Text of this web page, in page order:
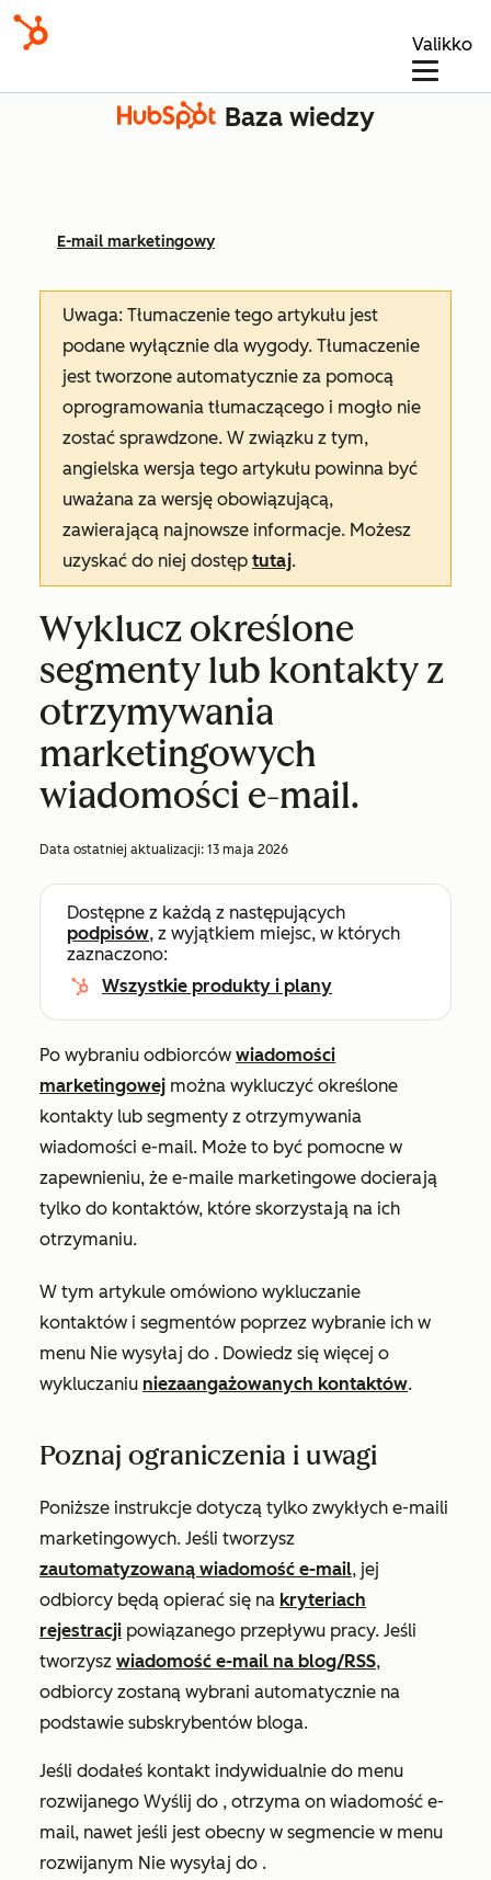
Valikko
Baza wiedzy
E-mail marketingowy
Uwaga: Tłumaczenie tego artykułu jest
podane wyłącznie dla wygody. Tłumaczenie
jest tworzone automatycznie za pomocą
oprogramowania tłumaczącego i mogło nie
zostać sprawdzone. W związku z tym,
angielska wersja tego artykułu powinna być
uważana za wersję obowiązującą,
zawierającą najnowsze informacje. Możesz
uzyskać do niej dostęp tutaj.
Wyklucz określone
segmenty lub kontakty z
otrzymywania
marketingowych
wiadomości e-mail.
Data ostatniej aktualizacji: 13 maja 2026
Dostępne z każdą z następujących
podpisów, z wyjątkiem miejsc, w których
zaznaczono:
Wszystkie produkty i plany
Po wybraniu odbiorców wiadomości
marketingowej można wykluczyć określone
kontakty lub segmenty z otrzymywania
wiadomości e-mail. Może to być pomocne w
zapewnieniu, że e-maile marketingowe docierają
tylko do kontaktów, które skorzystają na ich
otrzymaniu.
W tym artykule omówiono wykluczanie
kontaktów i segmentów poprzez wybranie ich w
menu Nie wysyłaj do . Dowiedz się więcej o
wykluczaniu niezaangażowanych kontaktów.
Poznaj ograniczenia i uwagi
Poniższe instrukcje dotyczą tylko zwykłych e-maili
marketingowych. Jeśli tworzysz
zautomatyzowaną wiadomość e-mail, jej
odbiorcy będą opierać się na kryteriach
rejestracji powiązanego przepływu pracy. Jeśli
tworzysz wiadomość e-mail na blog/RSS,
odbiorcy zostaną wybrani automatycznie na
podstawie subskrybentów bloga.
Jeśli dodałeś kontakt indywidualnie do menu
rozwijanego Wyślij do , otrzyma on wiadomość e-
mail, nawet jeśli jest obecny w segmencie w menu
rozwijanym Nie wysyłaj do .